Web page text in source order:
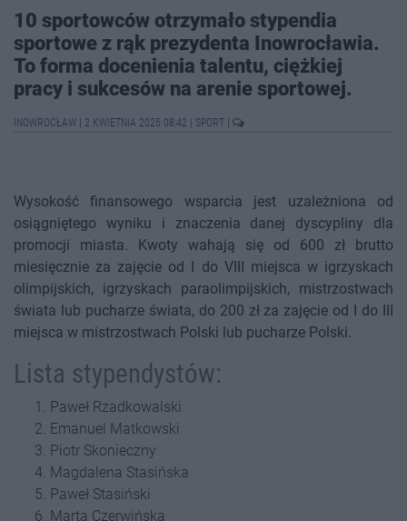
10 sportowców otrzymało stypendia
sportowe z rąk prezydenta Inowrocławia.
To forma docenienia talentu, ciężkiej
pracy i sukcesów na arenie sportowej.
INOWROCŁAW 2 KWIETNIA 2025 08:42 SPORT
Wysokość finansowego wsparcia jest uzależniona od
osiągniętego wyniku i znaczenia danej dyscypliny dla
promocji miasta. Kwoty wahają się od 600 zł brutto
miesięcznie za zajęcie od I do VIII miejsca w igrzyskach
olimpijskich, igrzyskach paraolimpijskich, mistrzostwach
świata lub pucharze świata, do 200 zł za zajęcie od I do III
miejsca w mistrzostwach Polski lub pucharze Polski.
Lista stypendystów:
Paweł Rzadkowalski
Emanuel Matkowski
Piotr Skonieczny
Magdalena Stasińska
Paweł Stasiński
Marta Czerwińska